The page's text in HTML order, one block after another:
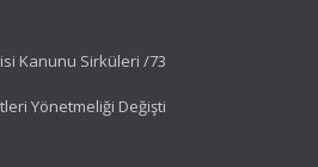
Kanunu Sirküleri /73
Yönetmeliği Değişti